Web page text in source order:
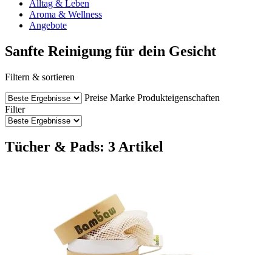
Alltag & Leben
Aroma & Wellness
Angebote
Sanfte Reinigung für dein Gesicht
Filtern & sortieren
Preise Marke Produkteigenschaften
Filter
Tücher & Pads: 3 Artikel